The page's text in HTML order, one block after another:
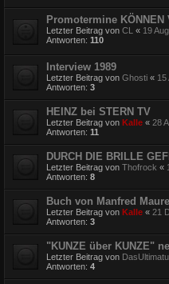
Promotermine KÖNNEN
Letzter Beitrag von CL « 19
Antworten: 110
Interview 1989
Letzter Beitrag von Ghosti « 15
Antworten: 3
HEINZ bei STERN TV
Letzter Beitrag von Kalle « 28
Antworten: 11
DURCH DIE BRILLE
Letzter Beitrag von Thofrock «
Antworten: 8
Buch von Manfred
Letzter Beitrag von Kalle « 21
Antworten: 3
"KUNZE über KUNZE"
Letzter Beitrag von
Antworten: 4